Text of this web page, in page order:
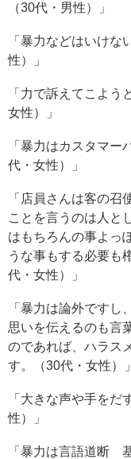
（30代・男性）」
「暴力などはいけ
性）」
「力で訴えてこよう
女性）」
「暴力はカスタマ
代・女性）」
「店員さんは客の
ことを言うのは人と
はもちろんの事よっ
うな事もする必要も
代・女性）」
「暴力は論外ですし
思いを伝えるのも言
のであれば、ハラス
す。（30代・女性）」
「大きな声や手を
性）」
「暴力は言語道断